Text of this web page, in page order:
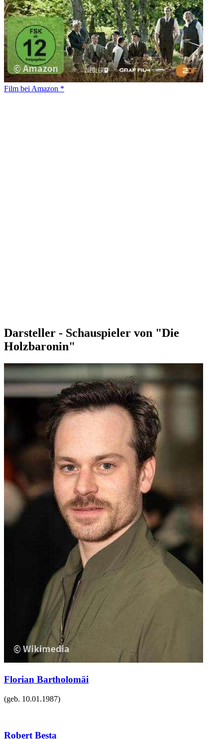
Film bei Amazon *
Darsteller - Schauspieler von "Die
Holzbaronin"
Florian Bartholomäi
(geb. 10.01.1987)
Robert Besta